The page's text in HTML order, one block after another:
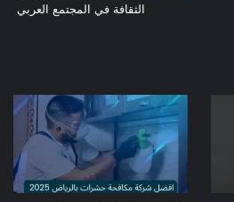
الثقافة في المجتمع العربي